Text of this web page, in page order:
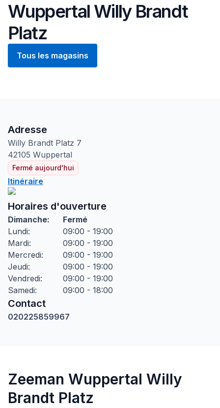
Wuppertal Willy Brandt
Platz
Tous les magasins
Adresse
Willy Brandt Platz 7
42105 Wuppertal
Fermé aujourd'hui
Itinéraire
Horaires d'ouverture
Dimanche:
Fermé
Lundi:
09:00 - 19:00
Mardi:
09:00 - 19:00
Mercredi:
09:00 - 19:00
Jeudi:
09:00 - 19:00
Vendredi:
09:00 - 19:00
Samedi: 09:00 - 18:00
Contact
020225859967
Zeeman Wuppertal Willy
Brandt Platz